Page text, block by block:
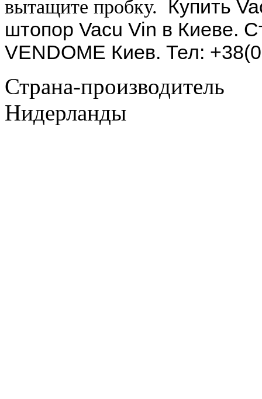
вытащите пробку. Купить
штопор Vacu Vin в Киеве.
VENDOME Киев. Тел:
Страна-производитель
Нидерланды